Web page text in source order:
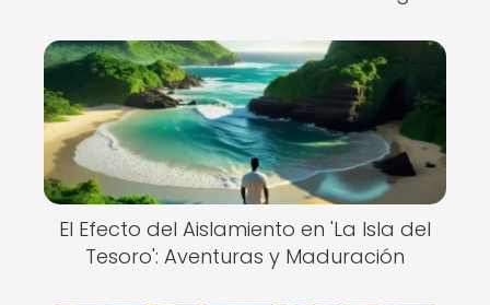
El Efecto del Aislamiento en 'La Isla del
Tesoro': Aventuras y Maduración